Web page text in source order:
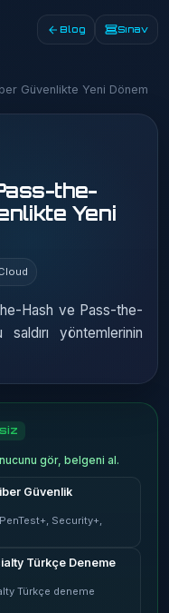
Blog Sınav
Güvenlikte Yeni Dönem
the-
Yeni
Hash ve Pass-the-
yöntemlerinin
gör, belgeni al.
Güvenlik
Security+,
Türkçe Deneme
Türkçe deneme